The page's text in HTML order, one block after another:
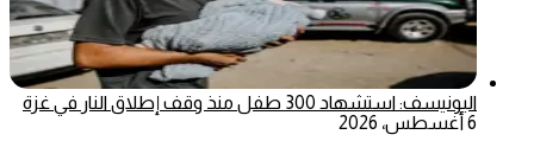
اليونيسف: استشهاد 300 طفل منذ وقف إطلاق النار في غزة
6 أغسطس، 2026